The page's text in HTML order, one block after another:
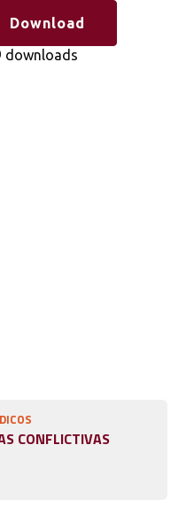
Download
downloads
CONFLICTIVAS